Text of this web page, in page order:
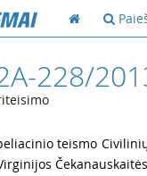
228/
teismo